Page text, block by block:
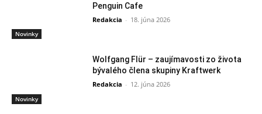
Novinky
Penguin Cafe
Redakcia - 18. júna 2026
Novinky
Wolfgang Flür – zaujímavosti zo života
bývalého člena skupiny Kraftwerk
Redakcia - 12. júna 2026